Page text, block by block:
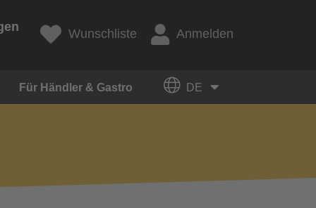
Wunschliste Anmelden
Für Händler & Gastro DE